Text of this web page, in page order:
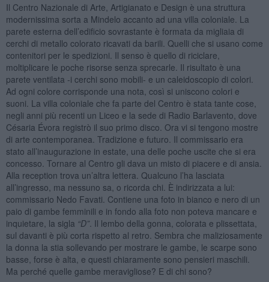
Il Centro Nazionale di Arte, Artigianato e Design è una struttura
modernissima sorta a Mindelo accanto ad una villa coloniale. La
parete esterna dell’edificio sovrastante è formata da migliaia di
cerchi di metallo colorato ricavati da barili. Quelli che si usano come
contenitori per le spedizioni. Il senso è quello di riciclare,
moltiplicare le poche risorse senza sprecarle. Il risultato è una
parete ventilata -i cerchi sono mobili- e un caleidoscopio di colori.
Ad ogni colore corrisponde una nota, così si uniscono colori e
suoni. La villa coloniale che fa parte del Centro è stata tante cose,
negli anni più recenti un Liceo e la sede di Radio Barlavento, dove
Césaria Évora registrò il suo primo disco. Ora vi si tengono mostre
di arte contemporanea. Tradizione e futuro. Il commissario era
stato all’inaugurazione in estate, una delle poche uscite che si era
concesso. Tornare al Centro gli dava un misto di piacere e di ansia.
Alla reception trova un’altra lettera. Qualcuno l’ha lasciata
all’ingresso, ma nessuno sa, o ricorda chi. È indirizzata a lui:
commissario Nedo Favati. Contiene una foto in bianco e nero di un
paio di gambe femminili e in fondo alla foto non poteva mancare e
inquietare, la sigla “D”. Il lembo della gonna, colorata e plissettata,
sul davanti è più corta rispetto al retro. Sembra che maliziosamente
la donna la stia sollevando per mostrare le gambe, le scarpe sono
basse, forse è alta, e questi chiaramente sono pensieri maschili.
Ma perché quelle gambe meravigliose? E di chi sono?